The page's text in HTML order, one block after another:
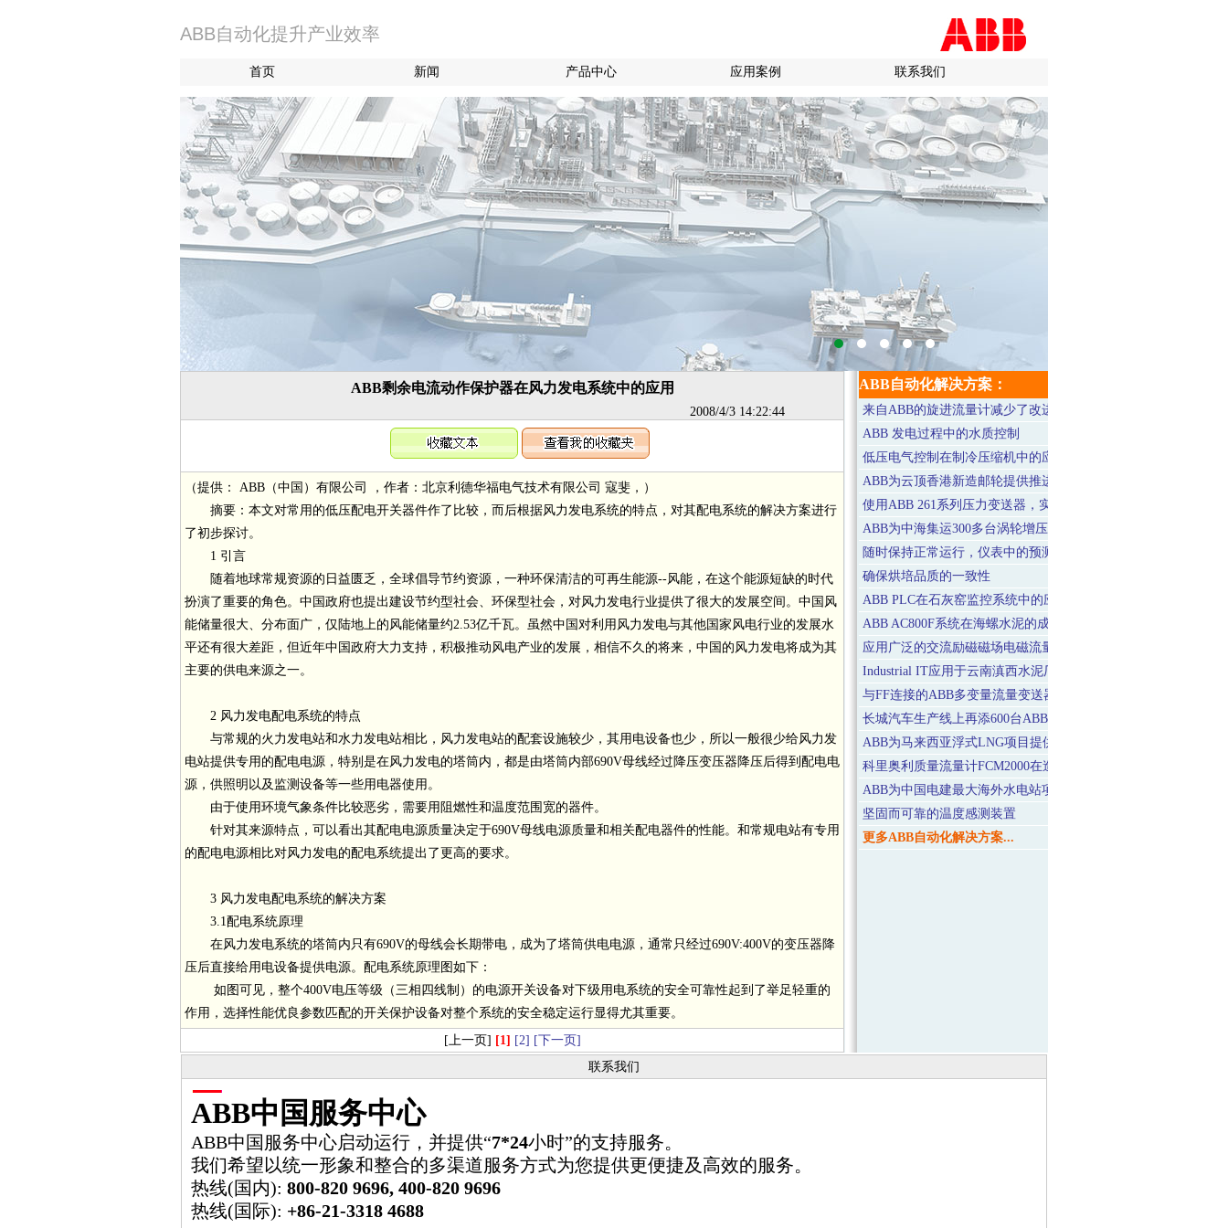
ABB自动化提升产业效率
首页 新闻 产品中心 应用案例 联系我们
ABB剩余电流动作保护器在风力发电系统中的应用
2008/4/3 14:22:44
（提供： ABB（中国）有限公司 ，作者：北京利德华福电气技术有限公司 寇斐，）
摘要：本文对常用的低压配电开关器件作了比较，而后根据风力发电系统的特点，对其配电系统的解决方案进行
了初步探讨。
1 引言
随着地球常规资源的日益匮乏，全球倡导节约资源，一种环保清洁的可再生能源--风能，在这个能源短缺的时代
扮演了重要的角色。中国政府也提出建设节约型社会、环保型社会，对风力发电行业提供了很大的发展空间。中国风
能储量很大、分布面广，仅陆地上的风能储量约2.53亿千瓦。虽然中国对利用风力发电与其他国家风电行业的发展水
平还有很大差距，但近年中国政府大力支持，积极推动风电产业的发展，相信不久的将来，中国的风力发电将成为其
主要的供电来源之一。
2 风力发电配电系统的特点
与常规的火力发电站和水力发电站相比，风力发电站的配套设施较少，其用电设备也少，所以一般很少给风力发
电站提供专用的配电电源，特别是在风力发电的塔筒内，都是由塔筒内部690V母线经过降压变压器降压后得到配电电
源，供照明以及监测设备等一些用电器使用。
由于使用环境气象条件比较恶劣，需要用阻燃性和温度范围宽的器件。
针对其来源特点，可以看出其配电电源质量决定于690V母线电源质量和相关配电器件的性能。和常规电站有专用
的配电电源相比对风力发电的配电系统提出了更高的要求。
3 风力发电配电系统的解决方案
3.1配电系统原理
在风力发电系统的塔筒内只有690V的母线会长期带电，成为了塔筒供电电源，通常只经过690V:400V的变压器降
压后直接给用电设备提供电源。配电系统原理图如下：
如图可见，整个400V电压等级（三相四线制）的电源开关设备对下级用电系统的安全可靠性起到了举足轻重的
作用，选择性能优良参数匹配的开关保护设备对整个系统的安全稳定运行显得尤其重要。
[上一页] [1] [2] [下一页]
ABB自动化解决方案：
来自ABB的旋进流量计减少了改进水处理的成本
ABB 发电过程中的水质控制
低压电气控制在制冷压缩机中的应用及发展趋势
ABB为云顶香港新造邮轮提供推进系统、自动化系统和船舶软件
使用ABB 261系列压力变送器，实现高性价比压力监测
ABB为中海集运300多台涡轮增压器提供服务
随时保持正常运行，仪表中的预测性维护
确保烘培品质的一致性
ABB PLC在石灰窑监控系统中的应用
ABB AC800F系统在海螺水泥的成功应用
应用广泛的交流励磁磁场电磁流量计
Industrial IT应用于云南滇西水泥厂
与FF连接的ABB多变量流量变送器用于造纸工业
长城汽车生产线上再添600台ABB机器人
ABB为马来西亚浮式LNG项目提供电气系统
科里奥利质量流量计FCM2000在造纸业中的应用
ABB为中国电建最大海外水电站项目提供电气设备和控制系统
坚固而可靠的温度感测装置
更多ABB自动化解决方案...
联系我们
ABB中国服务中心
ABB中国服务中心启动运行，并提供“7*24小时”的支持服务。
我们希望以统一形象和整合的多渠道服务方式为您提供更便捷及高效的服务。
热线(国内): 800-820 9696, 400-820 9696
热线(国际): +86-21-3318 4688